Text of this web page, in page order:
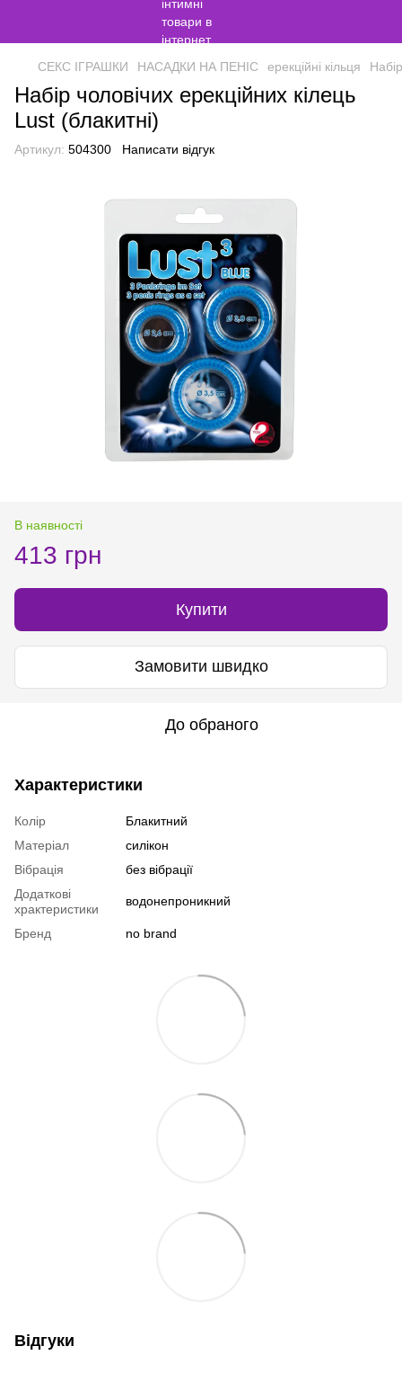
СЕКС ІГРАШКИ НАСАДКИ НА ПЕНІС ерекційні кільця
Набір чоловічих ерекційних кілець
Lust (блакитні)
Артикул: 504300 Написати відгук
В наявності
413 грн
Купити
Замовити швидко
До обраного
Характеристики
Колір
Блакитний
Матеріал
силікон
Вібрація
без вібрації
Додаткові
храктеристики
водонепроникний
Бренд no brand
Відгуки